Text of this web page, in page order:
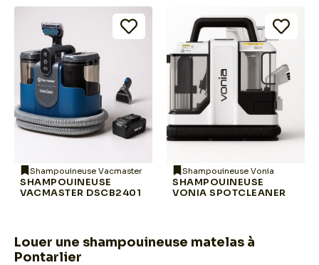
Shampouineuse Vacmaster
SHAMPOUINEUSE
VACMASTER DSCB2401
Shampouineuse Vonia
SHAMPOUINEUSE
VONIA SPOTCLEANER
Louer une shampouineuse matelas à
Pontarlier